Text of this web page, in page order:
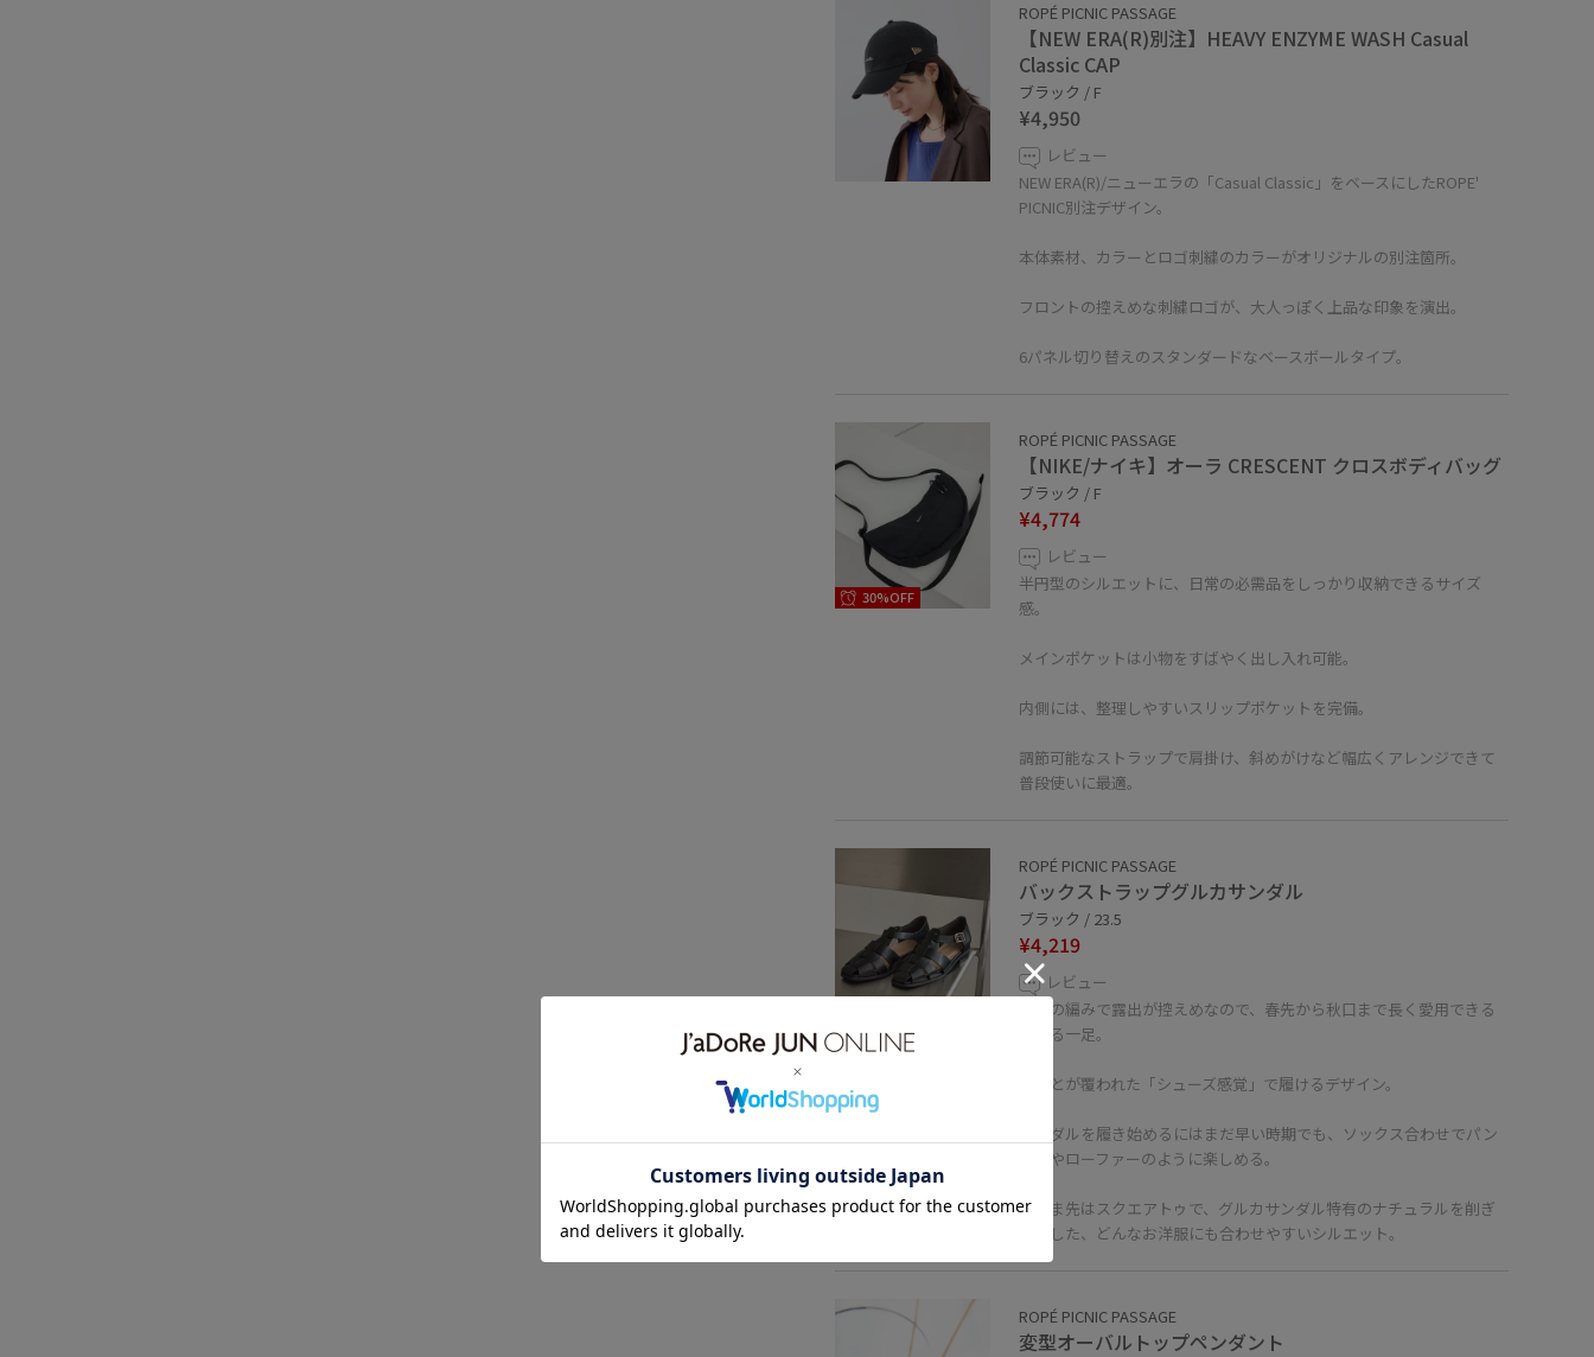
ROPÉ PICNIC PASSAGE
【NEW ERA(R)別注】HEAVY ENZYME WASH Casual
Classic CAP
ブラック / F
¥4,950
レビュー
NEW ERA(R)/ニューエラの「Casual Classic」をベースにしたROPE'
PICNIC別注デザイン。
本体素材、カラーとロゴ刺繍のカラーがオリジナルの別注箇所。
フロントの控えめな刺繍ロゴが、大人っぽく上品な印象を演出。
6パネル切り替えのスタンダードなベースボールタイプ。
30%OFF
ROPÉ PICNIC PASSAGE
【NIKE/ナイキ】オーラ CRESCENT クロスボディバッグ
ブラック / F
¥4,774
レビュー
半円型のシルエットに、日常の必需品をしっかり収納できるサイズ
感。
メインポケットは小物をすばやく出し入れ可能。
内側には、整理しやすいスリップポケットを完備。
調節可能なストラップで肩掛け、斜めがけなど幅広くアレンジできて
普段使いに最適。
ROPÉ PICNIC PASSAGE
バックストラップグルカサンダル
ブラック / 23.5
¥4,219
レビュー
太めの編みで露出が控えめなので、春先から秋口まで長く愛用できる
頼れる一足。
かかとが覆われた「シューズ感覚」で履けるデザイン。
サンダルを履き始めるにはまだ早い時期でも、ソックス合わせでパン
プスやローファーのように楽しめる。
・つま先はスクエアトゥで、グルカサンダル特有のナチュラルを削ぎ
落とした、どんなお洋服にも合わせやすいシルエット。
ROPÉ PICNIC PASSAGE
変型オーバルトップペンダント